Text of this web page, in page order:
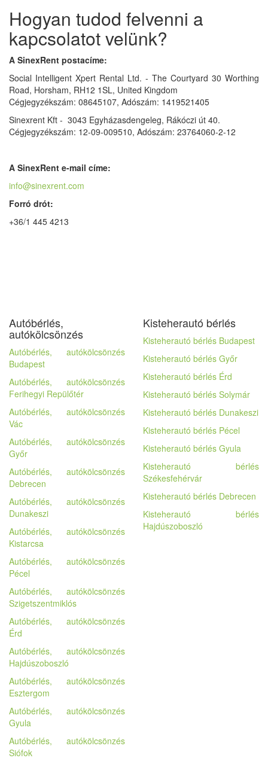
Hogyan tudod felvenni a
kapcsolatot velünk?
A SinexRent postacíme:
Social Intelligent Xpert Rental Ltd. - The Courtyard 30 Worthing
Road, Horsham, RH12 1SL, United Kingdom
Cégjegyzékszám: 08645107, Adószám: 1419521405
Sinexrent Kft - 3043 Egyházasdengeleg, Rákóczi út 40.
Cégjegyzékszám: 12-09-009510, Adószám: 23764060-2-12
A SinexRent e-mail címe:
info@sinexrent.com
Forró drót:
+36/1 445 4213
Autóbérlés,
autókölcsönzés
Autóbérlés, autókölcsönzés
Budapest
Autóbérlés, autókölcsönzés
Ferihegyi Repülőtér
Autóbérlés, autókölcsönzés
Vác
Autóbérlés, autókölcsönzés
Győr
Autóbérlés, autókölcsönzés
Debrecen
Autóbérlés, autókölcsönzés
Dunakeszi
Autóbérlés, autókölcsönzés
Kistarcsa
Autóbérlés, autókölcsönzés
Pécel
Autóbérlés, autókölcsönzés
Szigetszentmiklós
Autóbérlés, autókölcsönzés
Érd
Autóbérlés, autókölcsönzés
Hajdúszoboszló
Autóbérlés, autókölcsönzés
Esztergom
Autóbérlés, autókölcsönzés
Gyula
Autóbérlés, autókölcsönzés
Siófok
Kisteherautó bérlés
Kisteherautó bérlés Budapest
Kisteherautó bérlés Győr
Kisteherautó bérlés Érd
Kisteherautó bérlés Solymár
Kisteherautó bérlés Dunakeszi
Kisteherautó bérlés Pécel
Kisteherautó bérlés Gyula
Kisteherautó bérlés
Székesfehérvár
Kisteherautó bérlés Debrecen
Kisteherautó bérlés
Hajdúszoboszló